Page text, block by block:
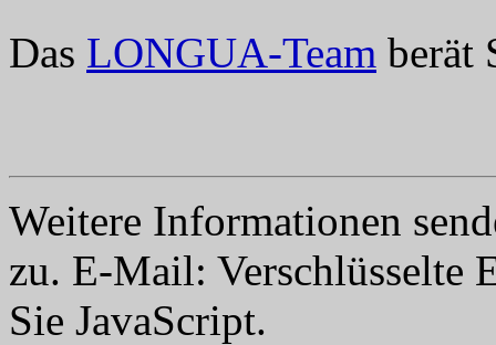
Das LONGUA-Team berät
Weitere Informationen
zu. E-Mail: Verschlüsselte
Sie JavaScript.